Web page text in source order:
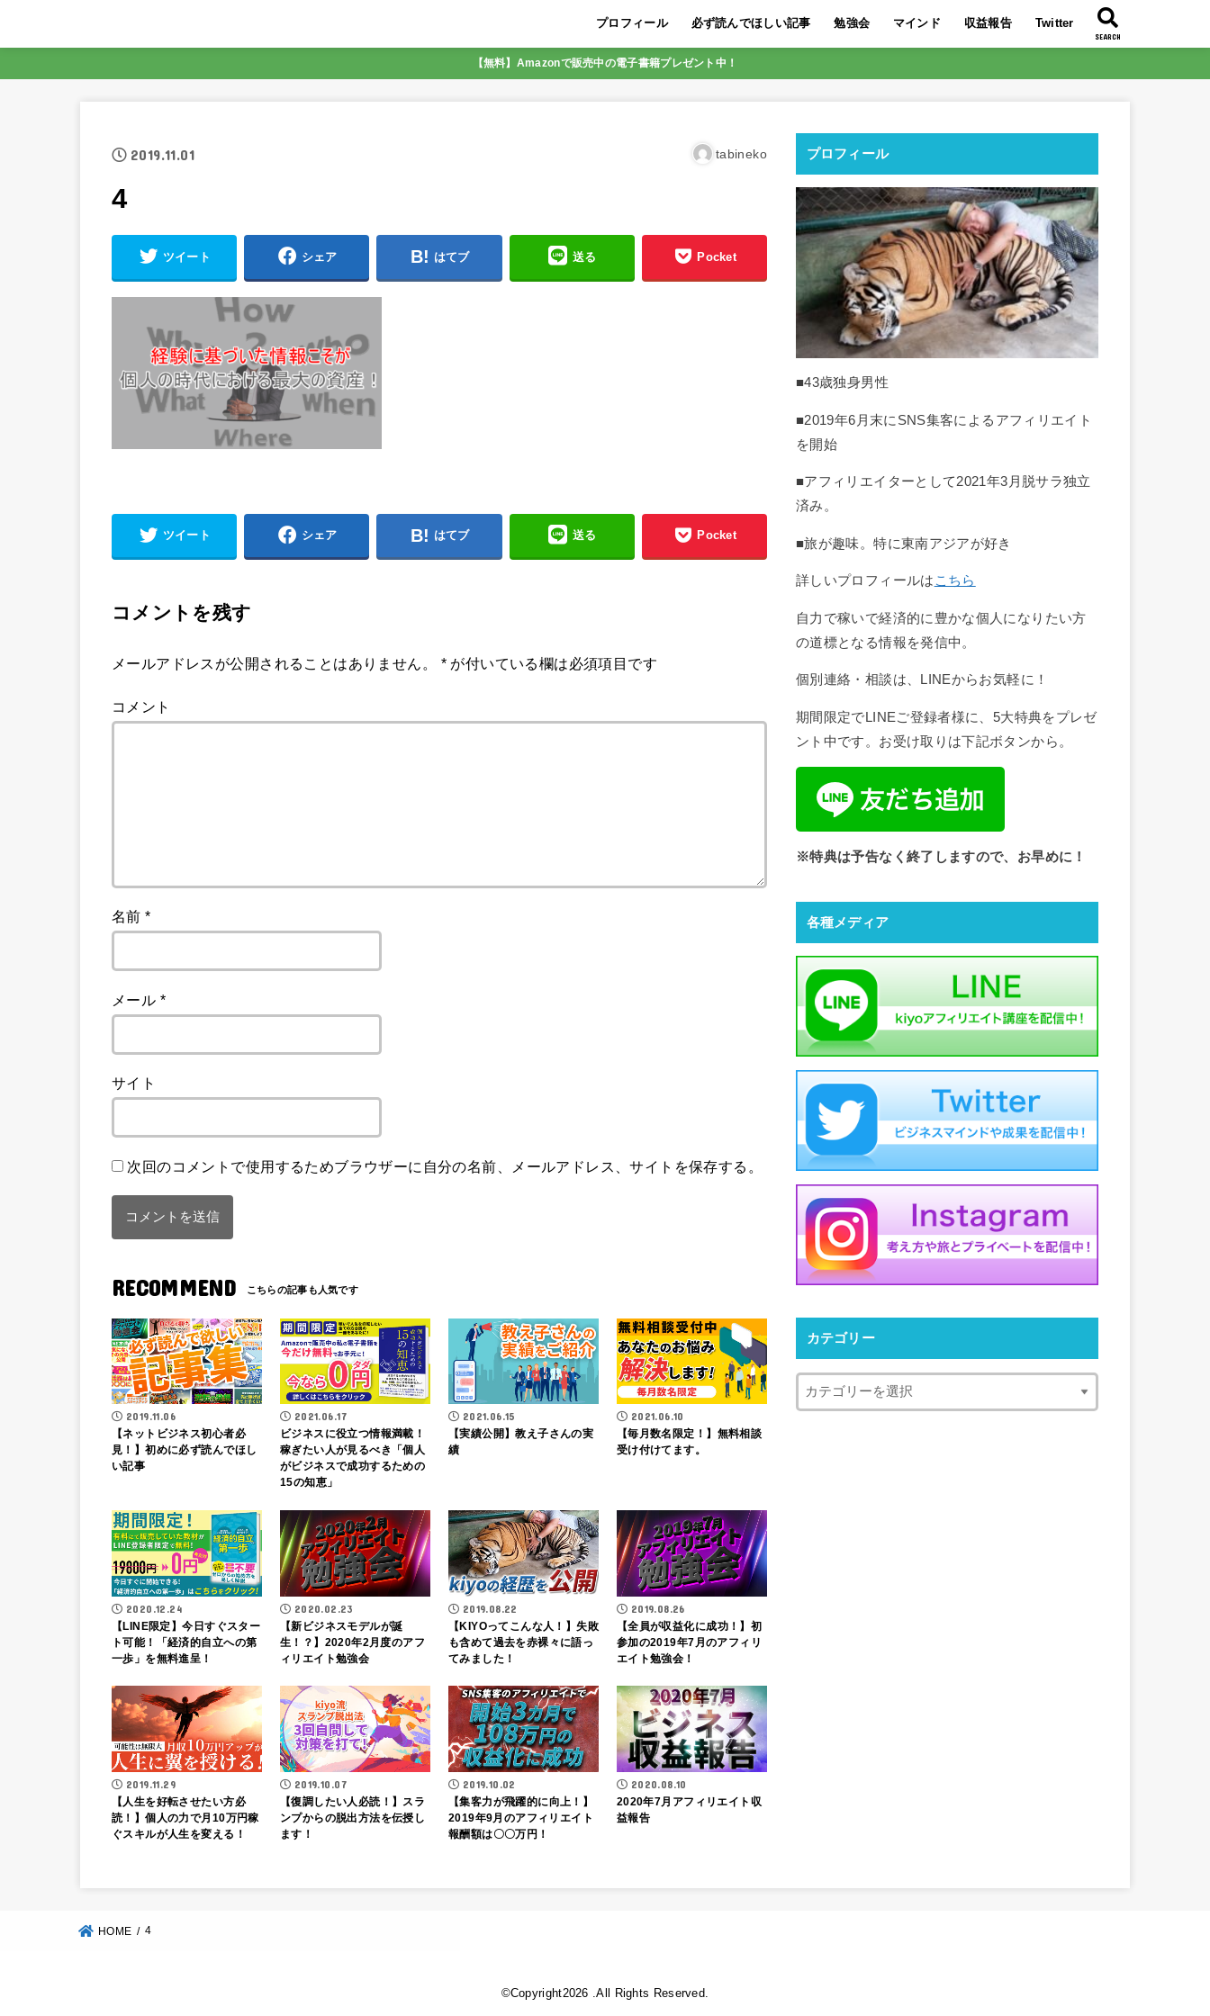
プロフィール 必ず読んでほしい記事
LINE友達追加限定5大特典を公開
初めに必ず読んでほしい7記事
迷いを断ち収入の壁をぶち壊そう！
【脱サラ実現の実績あり】今最も熱い
SNS集客アフィリエイトの時代！
初月から22万円の収益化に成功！
メンター（指導者）が必要である理由
SNS集客アフィリエイトQ＆A
成功しやすいのは、こんな人！
最も稼ぎやすいアフィリエイトはコレ
人生を好転させるコツは〇〇！
勉強会 マインド 収益報告 Twitter
SEARCH
【無料】Amazonで販売中の電子書籍プレゼント中！
2019.11.01 tabineko
4
ツイート シェア はてブ 送る Pocket
ツイート シェア はてブ 送る Pocket
コメントを残す
メールアドレスが公開されることはありません。 *が付いている欄は必須項目です
コメント
名前*
メール *
サイト
次回のコメントで使用するためブラウザーに自分の名前、メールアドレス、サイトを保存する。
RECOMMEND
2019.11.06
【ネットビジネス初心者必
見！】初めに必ず読んでほし
い記事
2021.06.17
ビジネスに役立つ情報満載！
稼ぎたい人が見るべき「個人
がビジネスで成功するための
15の知恵」
2021.06.15
【実績公開】教え子さんの実
績
2021.06.10
【毎月数名限定！】無料相談
受け付けてます。
2020.12.24
【LINE限定】今日すぐスター
ト可能！「経済的自立への第
一歩」を無料進呈！
2020.02.23
【新ビジネスモデルが誕
生！？】2020年2月度のアフ
ィリエイト勉強会
2019.08.22
【KIYOってこんな人！】失敗
も含めて過去を赤裸々に語っ
てみました！
2019.08.26
【全員が収益化に成功！】初
参加の2019年7月のアフィリ
エイト勉強会！
2019.11.29
【人生を好転させたい方必
読！】個人の力で月10万円稼
ぐスキルが人生を変える！
2019.10.07
【復調したい人必読！】スラ
ンプからの脱出方法を伝授し
ます！
2019.10.02
【集客力が飛躍的に向上！】
2019年9月のアフィリエイト
報酬額は〇〇万円！
2020.08.10
2020年7月アフィリエイト収
益報告
プロフィール
■43歳独身男性
■2019年6月末にSNS集客によるアフィリエイト
を開始
■アフィリエイターとして2021年3月脱サラ独立
済み。
■旅が趣味。特に東南アジアが好き
詳しいプロフィールは こちら
自力で稼いで経済的に豊かな個人になりたい方
の道標となる情報を発信中。
個別連絡・相談は、LINEからお気軽に！
期間限定でLINEご登録者様に、5大特典をプレゼ
ント中です。お受け取りは下記ボタンから。
※特典は予告なく終了しますので、お早めに！
各種メディア
カテゴリー
HOME 4
©Copyright2026 .All Rights Reserved.